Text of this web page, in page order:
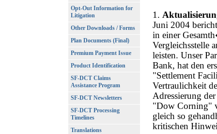
Opt-Out Information for
Litigation
Other Downloads / Forms
Plan Documents (Final)
Premium Payment Issue
Product Identification
SF-DCT Claims
Assistance Program
SF-DCT Newsletters
SF-DCT Processing
Timelines
Translations
1.
Juni 2004
in einer
Vergleichsstelle
leisten. Unser
Bank, hat den
"Settlement
Vertraulichkeit
Adressierung
"Dow Corning"
gleich so
kritischen